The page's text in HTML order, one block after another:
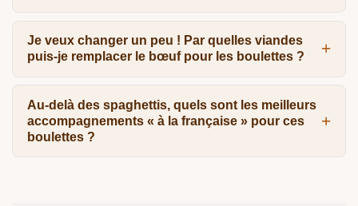
Je veux changer un peu ! Par quelles viandes
puis-je remplacer le bœuf pour les boulettes ?
Au-delà des spaghettis, quels sont les meilleurs
accompagnements « à la française » pour ces
boulettes ?